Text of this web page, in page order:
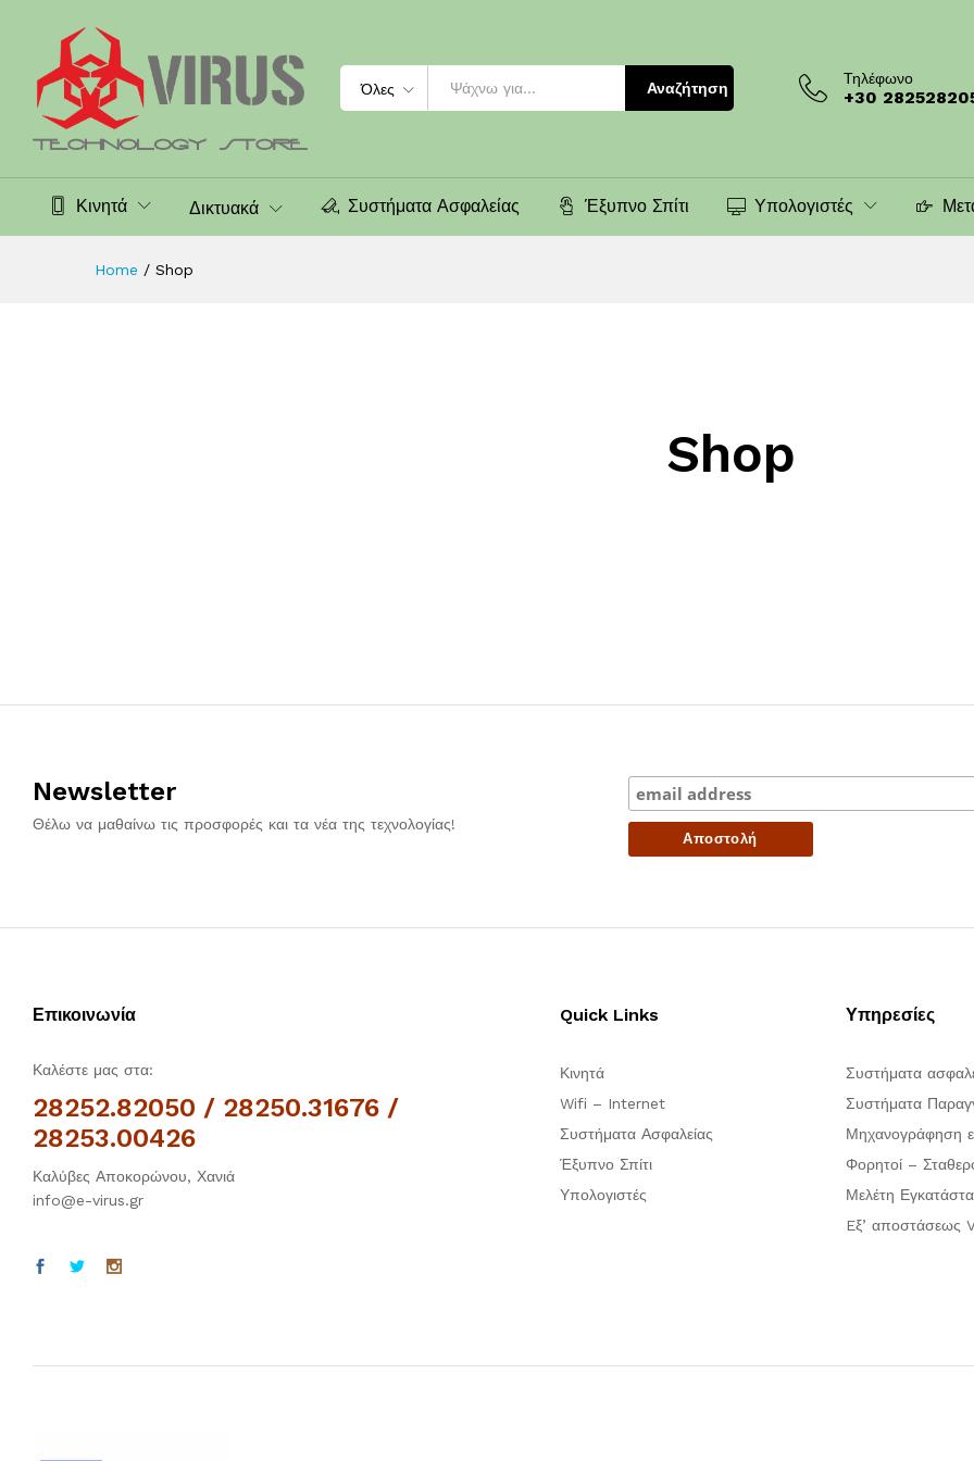
Όλες Αναζήτηση
Τηλέφωνο
+30
Κινητά Δικτυακά Συστήματα Ασφαλείας Έξυπνο Σπίτι Υπολογιστές
Home / Shop
Shop
Newsletter
Θέλω να μαθαίνω τις προσφορές και τα νέα της τεχνολογίας!
Επικοινωνία
Καλέστε μας στα:
28252.82050 / 28250.31676 /
28253.00426
Καλύβες Αποκορώνου, Χανιά
info@e-virus.gr
Quick Links
Κινητά
Wifi – Internet
Συστήματα Ασφαλείας
Έξυπνο Σπίτι
Υπολογιστές
Υπηρεσίες
Συστήματα
Συστήματα
Μηχανογράφηση
Φορητοί –
Μελέτη
Eξ’ αποστάσεως